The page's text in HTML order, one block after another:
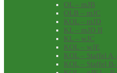
OL – mJB
OLB – mJC
KOL – mJD
KL – mJD II
KL – wJC
KOL – wJE
KOL – Staffel A
KOL – Staffel